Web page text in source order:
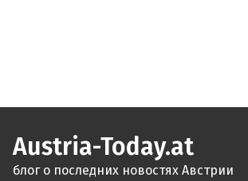
Austria-Today.at
блог о последних новостях Австрии